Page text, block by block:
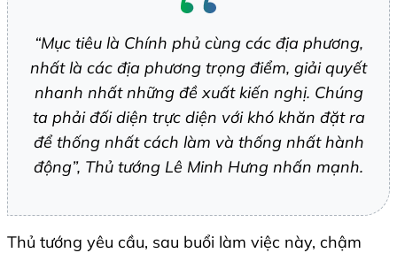
“Mục tiêu là Chính phủ cùng các địa phương,
nhất là các địa phương trọng điểm, giải quyết
nhanh nhất những đề xuất kiến nghị. Chúng
ta phải đối diện trực diện với khó khăn đặt ra
để thống nhất cách làm và thống nhất hành
động”, Thủ tướng Lê Minh Hưng nhấn mạnh.
Thủ tướng yêu cầu, sau buổi làm việc này, chậm